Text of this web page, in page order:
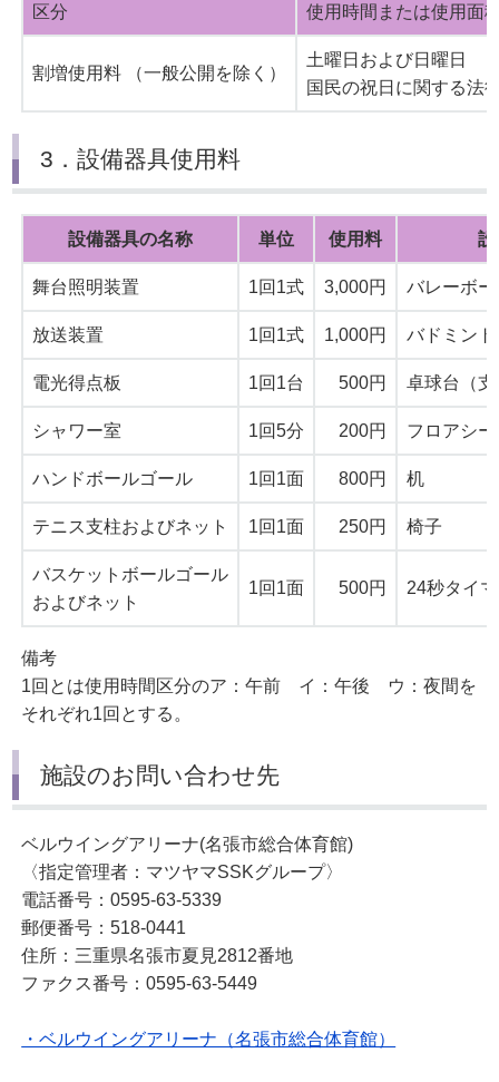
区分 使用時間または使用面
割増使用料 （一般公開を除く）
土曜日および日曜日
国民の祝日に関する法
3．設備器具使用料
設備器具の名称 単位 使用料 設
舞台照明装置 1回1式 3,000円 バレーボ
放送装置 1回1式 1,000円 バドミン
電光得点板 1回1台 500円 卓球台（
シャワー室 1回5分 200円 フロアシ
ハンドボールゴール 1回1面 800円 机
テニス支柱およびネット 1回1面 250円 椅子
バスケットボールゴール
およびネット
1回1面 500円 24秒タイ
備考
1回とは使用時間区分のア：午前 イ：午後 ウ：夜間を
それぞれ1回とする。
施設のお問い合わせ先
ベルウイングアリーナ(名張市総合体育館)
〈指定管理者：マツヤマSSKグループ〉
電話番号：0595-63-5339
郵便番号：518-0441
住所：三重県名張市夏見2812番地
ファクス番号：0595-63-5449
・ベルウイングアリーナ（名張市総合体育館）